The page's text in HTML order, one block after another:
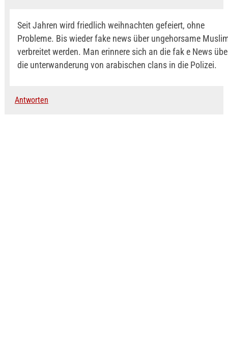
Seit Jahren wird friedlich weihnachten gefeiert, ohne
Probleme. Bis wieder fake news über ungehorsame
verbreitet werden. Man erinnere sich an die fak e News
die unterwanderung von arabischen clans in die Polizei.
Antworten